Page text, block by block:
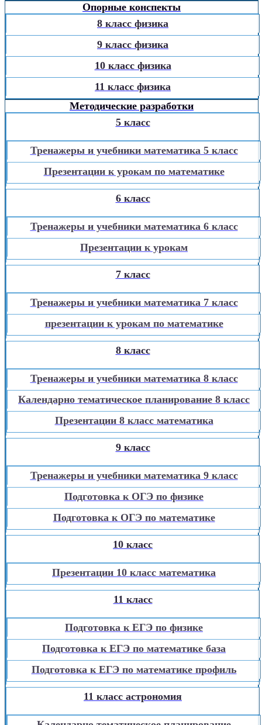
Опорные конспекты
8 класс физика
9 класс физика
10 класс физика
11 класс физика
Методические разработки
5 класс
Тренажеры и учебники математика 5 класс
Презентации к урокам по математике
6 класс
Тренажеры и учебники математика 6 класс
Презентации к урокам
7 класс
Тренажеры и учебники математика 7 класс
презентации к урокам по математике
8 класс
Тренажеры и учебники математика 8 класс
Календарно тематическое планирование 8 класс
Презентации 8 класс математика
9 класс
Тренажеры и учебники математика 9 класс
Подготовка к ОГЭ по физике
Подготовка к ОГЭ по математике
10 класс
Презентации 10 класс математика
11 класс
Подготовка к ЕГЭ по физике
Подготовка к ЕГЭ по математике база
Подготовка к ЕГЭ по математике профиль
11 класс астрономия